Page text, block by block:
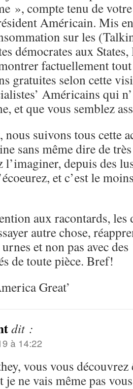
», compte tenu de
Américain. Mis
sur les
démocrates aux States,
factuellement
gratuites selon cette
Américains qui
et que vous semblez
nous suivons tous cette
sans même dire de
depuis des
et c’est le
aux racontards, les
autre chose,
et non pas avec des
de toute pièce. Bref!
Great’
dit :
à 14:22
vous vous découvrez
je ne vais même pas